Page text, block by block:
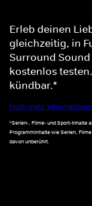
Erleb deinen
gleichzeitig, in
Surround Sound
kostenlos
kündbar.*
Noch mehr
*Serien-, Filme- und Sport-Inhalte
Programminhalte wie Serien,
davon unberührt.